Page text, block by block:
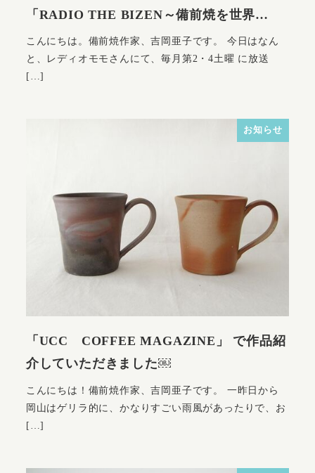
「RADIO THE BIZEN～備前焼を世界…
こんにちは。備前焼作家、吉岡亜子です。 今日はなん
と、レディオモモさんにて、毎月第2・4土曜 に放送
[…]
お知らせ
「UCC COFFEE MAGAZINE」 で作品紹
介していただきました￼
こんにちは！備前焼作家、吉岡亜子です。 一昨日から
岡山はゲリラ的に、かなりすごい雨風があったりで、お
[…]